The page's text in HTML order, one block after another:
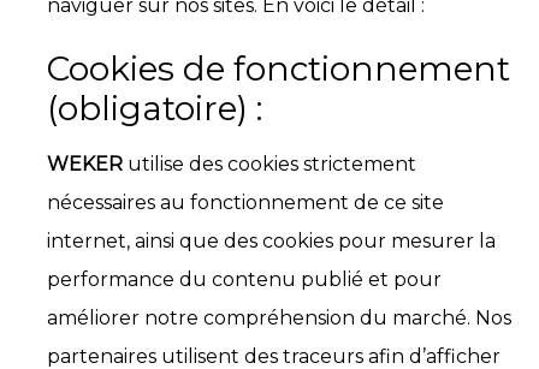
naviguer sur nos sites. En voici le détail :
Cookies de fonctionnement
(obligatoire) :
WEKER utilise des cookies strictement
nécessaires au fonctionnement de ce site
internet, ainsi que des cookies pour mesurer la
performance du contenu publié et pour
améliorer notre compréhension du marché. Nos
partenaires utilisent des traceurs afin d’afficher